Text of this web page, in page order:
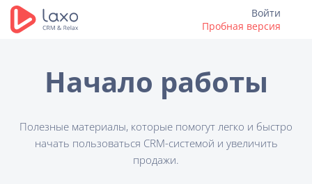
Войти
Пробная версия
Начало работы
Полезные материалы, которые помогут легко и быстро
начать пользоваться CRM-системой и увеличить
продажи.